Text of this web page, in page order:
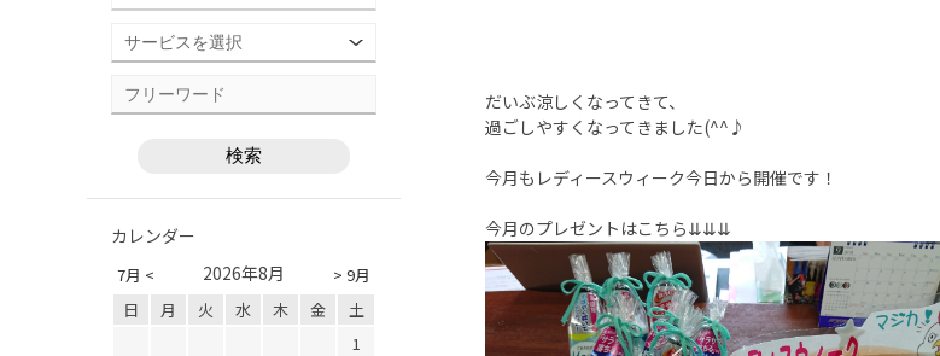
だいぶ涼しくなってきて、
過ごしやすくなってきました(^^♪
今月もレディースウィーク今日から開催です！
今月のプレゼントはこちら⇊⇊⇊
カレンダー
7月 < > 9月
2026年8月
日 月 火 水 木 金
土
1